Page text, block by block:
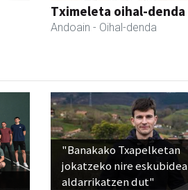
Tximeleta oihal-denda
Andoain - Oihal-denda
"Banakako Txapelketan
jokatzeko nire eskubidea
aldarrikatzen dut"